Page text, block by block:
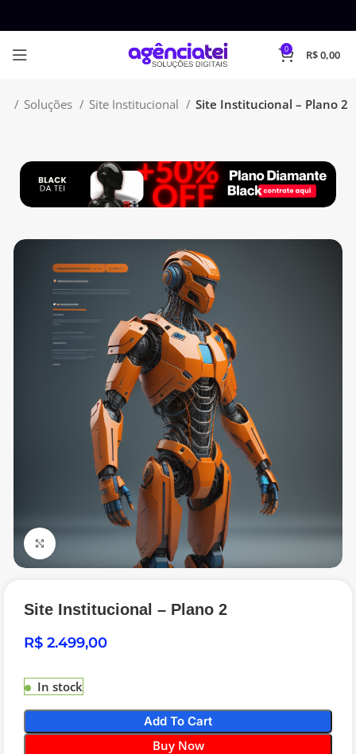
0 R$0,00
Soluções Site Institucional Site Institucional – Plano 2
Site Institucional – Plano 2
R$
In stock
Add To Cart
Buy Now